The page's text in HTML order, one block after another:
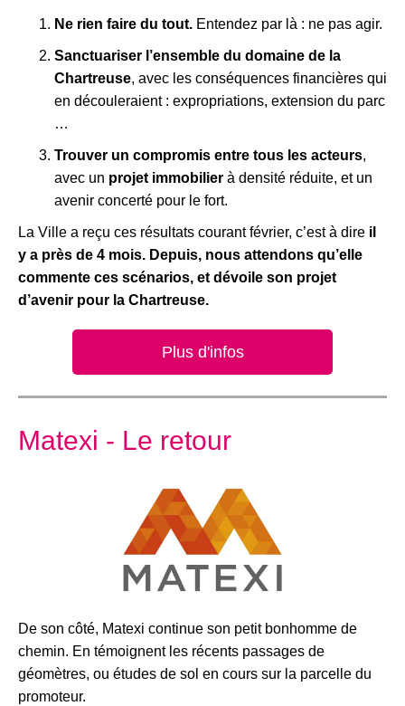
Ne rien faire du tout. Entendez par là : ne pas agir.
Sanctuariser l’ensemble du domaine de la
Chartreuse, avec les conséquences financières qui
en découleraient : expropriations, extension du parc
…
Trouver un compromis entre tous les acteurs,
avec un projet immobilier à densité réduite, et un
avenir concerté pour le fort.
La Ville a reçu ces résultats courant février, c’est à dire il
y a près de 4 mois. Depuis, nous attendons qu’elle
commente ces scénarios, et dévoile son projet
d’avenir pour la Chartreuse.
Plus d'infos
Matexi - Le retour
De son côté, Matexi continue son petit bonhomme de
chemin. En témoignent les récents passages de
géomètres, ou études de sol en cours sur la parcelle du
promoteur.